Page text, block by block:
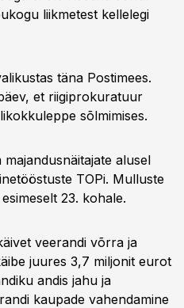
liikmetest kellelegi
täna Postimees.
et riigiprokuratuur
sõlmimises.
alusel
TOPi. Mulluste
23. kohale.
veerandi võrra ja
juures 3,7 miljonit eurot
andis jahu ja
kaupade vahendamine